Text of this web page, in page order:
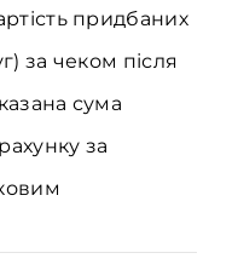
придбаних
за чеком після
сума
за